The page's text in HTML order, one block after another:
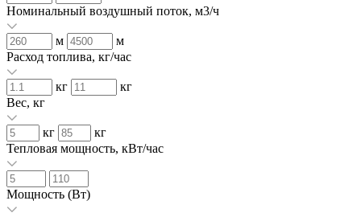
Номинальный воздушный поток, м3/ч
м
м
Расход топлива, кг/час
кг
кг
Вес, кг
кг
кг
Тепловая мощность, кВт/час
Мощность (Вт)